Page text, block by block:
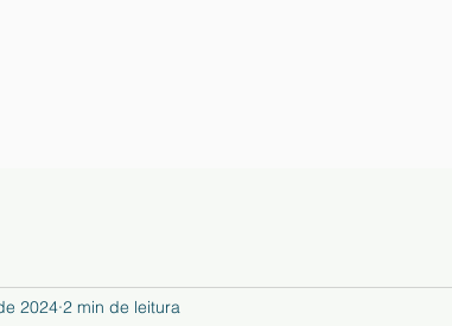
2024 2 min de leitura